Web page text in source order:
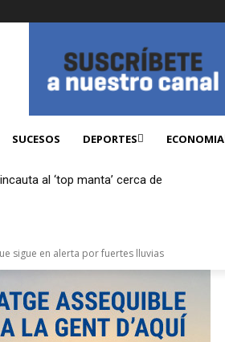
SUCESOS DEPORTES ECONOMIA
al ‘top manta’ cerca de
sigue en alerta por fuertes lluvias